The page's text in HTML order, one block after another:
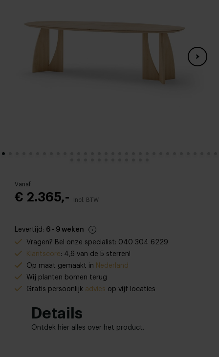
Vanaf
€ 2.365,- Incl. BTW
Levertijd: 6 - 9 weken
Vragen? Bel onze specialist: 040 304 6229
Klantscore: 4,6 van de 5 sterren!
Op maat gemaakt in Nederland
Wij planten bomen terug
Gratis persoonlijk advies op vijf locaties
Details
Ontdek hier alles over het product.